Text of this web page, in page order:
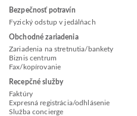
Bezpečnosť potravín
Fyzický odstup v jedálňach
Obchodné zariadenia
Zariadenia na stretnutia/bankety
Biznis centrum
Fax/kopírovanie
Recepčné služby
Faktúry
Expresná registrácia/odhlásenie
Služba concierge